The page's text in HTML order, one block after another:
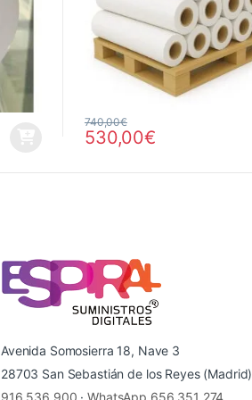
217,03€
página de producto530,00€
740,00€
Avenida Somosierra 18, Nave 3
28703 San Sebastián de los Reyes (Madrid)